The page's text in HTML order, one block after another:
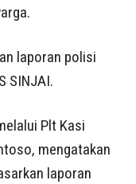
laporan polisi
SINJAI.
Plt Kasi
mengatakan
laporan